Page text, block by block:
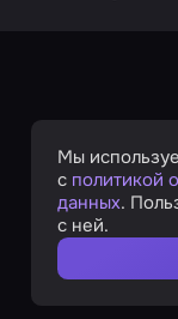
Мы
с политикой
данных.
с ней.